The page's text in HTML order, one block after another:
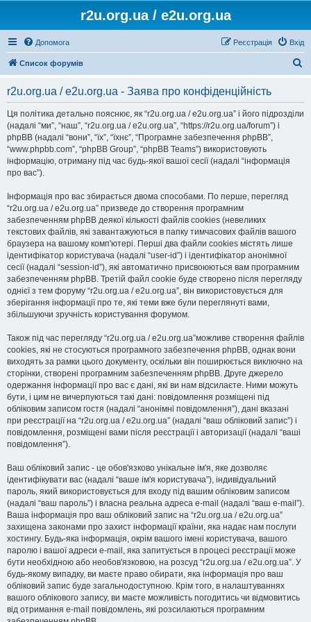
r2u.org.ua / e2u.org.ua
Допомога Вхід
Реєстрація
Список форумів
r2u.org.ua / e2u.org.ua - Заява про конфіденційність
Ця політика детально пояснює, як “r2u.org.ua / e2u.org.ua” і його підрозділи
(надалі “ми”, “наш”, “r2u.org.ua / e2u.org.ua”, “https://r2u.org.ua/forum”) і
phpBB (надалі “вони”, “їх”, “їхнє”, “Програмне забезпечення phpBB”,
“www.phpbb.com”, “phpBB Group”, “phpBB Teams”) використовують
інформацію, отриману під час будь-якої вашої сесії (надалі “інформація
про вас”).
Інформація про вас збирається двома способами. По перше, перегляд
“r2u.org.ua / e2u.org.ua” призведе до створення програмним
забезпеченням phpBB деякої кількості файлів cookies (невеликих
текстових файлів, які завантажуються в папку тимчасових файлів вашого
браузера на вашому комп'ютері. Перші два файли cookies містять лише
ідентифікатор користувача (надалі “user-id”) і ідентифікатор анонімної
сесії (надалі “session-id”), які автоматично присвоюються вам програмним
забезпеченням phpBB. Третій файл cookie буде створено після перегляду
однієї з тем форуму “r2u.org.ua / e2u.org.ua”, він використовується для
зберігання інформації про те, які теми вже були переглянуті вами,
збільшуючи зручність користування форумом.
Також під час перегляду “r2u.org.ua / e2u.org.ua”можливе створення файлів
cookies, які не стосуються програмного забезпечення phpBB, однак вони
виходять за рамки цього документу, оскільки він поширюється виключно на
сторінки, створені програмним забезпеченням phpBB. Друге джерело
одержання інформації про вас є дані, які ви нам відсилаєте. Ними можуть
бути, і цим не вичерпуються такі дані: повідомлення розміщені під
обліковим записом гостя (надалі “анонімні повідомлення”), дані вказані
при реєстрації на “r2u.org.ua / e2u.org.ua” (надалі “ваш обліковий запис”) і
повідомлення, розміщені вами після реєстрації і авторизації (надалі “ваші
повідомлення”).
Ваш обліковий запис - це обов'язково унікальне ім'я, яке дозволяє
ідентифікувати вас (надалі “ваше ім'я користувача”), індивідуальний
пароль, який використовується для входу під вашим обліковим записом
(надалі “ваш пароль”) і власна реальна адреса e-mail (надалі “ваш e-mail”).
Ваша інформація про ваш обліковий запис на “r2u.org.ua / e2u.org.ua”
захищена законами про захист інформації країни, яка надає нам послуги
хостингу. Будь-яка інформація, окрім вашого імені користувача, вашого
паролю і вашої адреси e-mail, яка запитується в процесі реєстрації може
бути необхідною або необов'язковою, на розсуд “r2u.org.ua / e2u.org.ua”. У
будь-якому випадку, ви маєте право обирати, яка інформація про ваш
обліковий запис буде загальнодоступною. Крім того, в налаштуваннях
вашого облікового запису, ви маєте можливість погодитись чи відмовитись
від отримання e-mail повідомлень, які розсилаються програмним